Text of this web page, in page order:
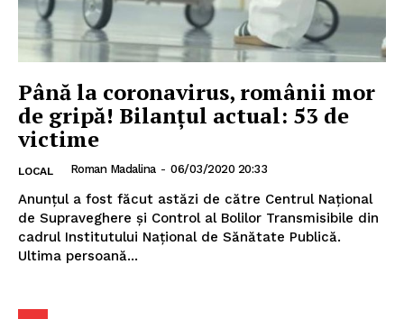
INFO IAȘI
Până la coronavirus, românii mor
de gripă! Bilanțul actual: 53 de
victime
LOCAL Roman Madalina - 06/03/2020 20:33
Anunțul a fost făcut astăzi de către Centrul Naţional
de Supraveghere şi Control al Bolilor Transmisibile din
cadrul Institutului Naţional de Sănătate Publică.
Ultima persoană...